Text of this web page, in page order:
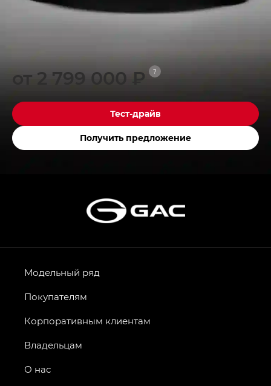
от 2 799 000 ₽ ?
Тест-драйв
Получить предложение
Модельный ряд
Покупателям
Корпоративным клиентам
Владельцам
О нас